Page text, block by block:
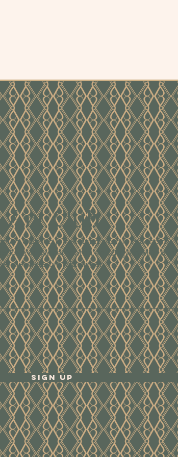
Art Club
Art Club. Na je toelating word je als eerste
evenementen en schrijven wij je over
de nieuwste ontwikkelingen.
Sign Up